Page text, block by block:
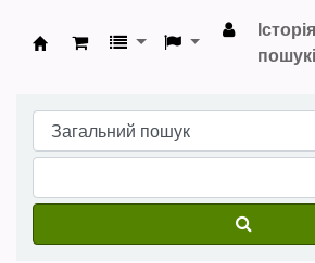
Бібліотека НТШ ›
Історія